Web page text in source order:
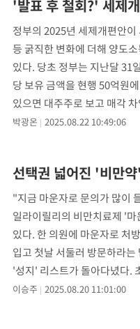
폭염중대경보, 폭염경보로 하향
동·의성 관할 4개 면 특별재난
원 초과 시 낮은 계급 임용…희망
소나기·강원 많은 비[내일날씨]
54조 투자…"AI 메모리 수요 선
, 아제르바이잔 투란VC 입단
여다보니…한국 축구 '5승 2무'
내린 798.81마감
…0.60% 내린 6258.77에 마쳐
린 1416.1원 마감
울, 2018년 이후 첫 40도
확보' 신용해 前교정본부장 기
…"국민적 공분에 수사 재개"
문까지…'쑥대밭' 된 축구협회
원장에 김태유 서울대 공대 교
발언' 진종오·서범수 징계 절차
'발표 후 철회?' 세제
정부의 2025년 세제개편안
등 굵직한 변화에 더해 양도
있다. 당초 정부는 지난달 31
당 보유 금액을 현행 50억원
있으면 대주주로 보고 매각
대상
박광온 2025.08.22 10:49:06
선택권 넓어진 '비만
"지금 마운자로 문의가 많이
일라이릴리의 비만치료제 '
있다. 한 의원에 마운자로 처
입고 첫날 서둘러 방문하라
'성지' 리스트가 돌아다녔다.
이승주 2025.08.20 11:01:00